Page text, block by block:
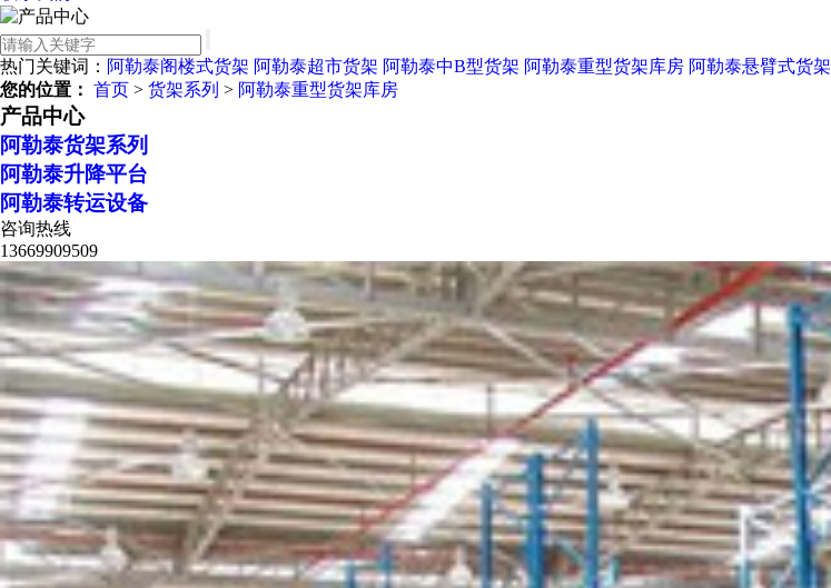
热门关键词： 阿勒泰阁楼式货架 阿勒泰超市货架 阿勒泰中B型货架 阿勒泰重型货架库房 阿勒泰悬臂式货架
您的位置： 首页 > 货架系列 > 阿勒泰重型货架库房
产品中心
阿勒泰货架系列
阿勒泰升降平台
阿勒泰转运设备
咨询热线
13669909509